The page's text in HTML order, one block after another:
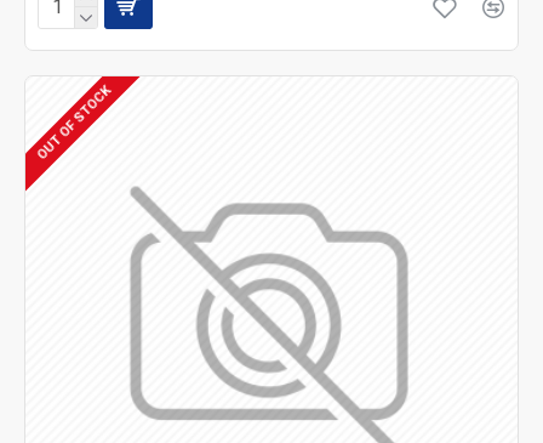
OUT OF STOCK